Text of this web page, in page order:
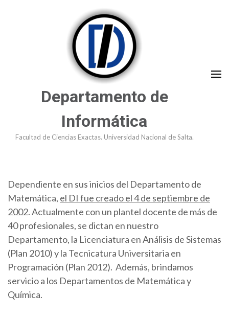
Departamento de
Informática
Facultad de Ciencias Exactas. Universidad Nacional de Salta.
Dependiente en sus inicios del Departamento de
Matemática, el DI fue creado el 4 de septiembre de
2002. Actualmente con un plantel docente de más de
40 profesionales, se dictan en nuestro
Departamento, la Licenciatura en Análisis de Sistemas
(Plan 2010) y la Tecnicatura Universitaria en
Programación (Plan 2012). Además, brindamos
servicio a los Departamentos de Matemática y
Química.